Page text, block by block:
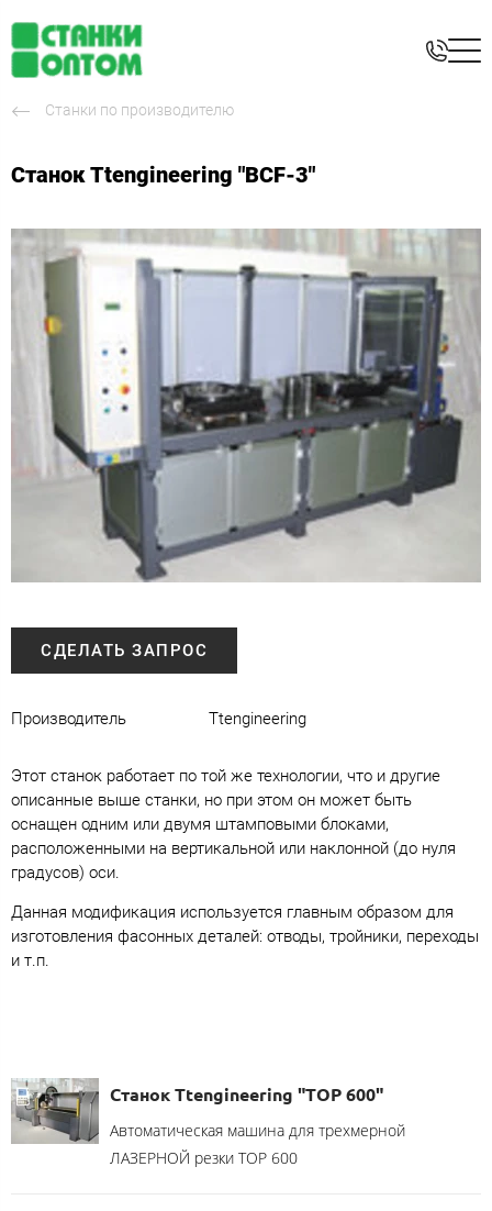
Станки по производителю
Станок Ttengineering "BCF-3"
СДЕЛАТЬ ЗАПРОС
Производитель Ttengineering
Этот станок работает по той же технологии, что и другие
описанные выше станки, но при этом он может быть
оснащен одним или двумя штамповыми блоками,
расположенными на вертикальной или наклонной (до нуля
градусов) оси.
Данная модификация используется главным образом для
изготовления фасонных деталей: отводы, тройники, переходы
и т.п.
Станок Ttengineering "TOP 600"
Автоматическая машина для трехмерной
ЛАЗЕРНОЙ резки TOP 600